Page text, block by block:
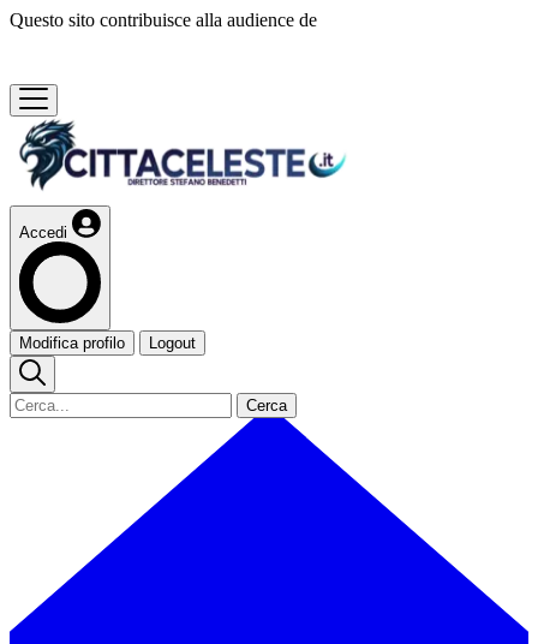
Questo sito contribuisce alla audience de
Accedi
Modifica profilo Logout
Cerca